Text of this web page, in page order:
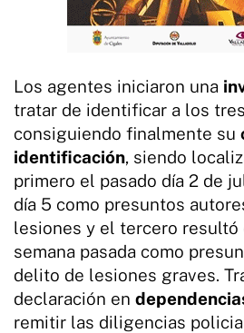
Los agentes iniciaron una
tratar de identificar a los
consiguiendo finalmente su
identificación, siendo
primero el pasado día 2 de
día 5 como presuntos
lesiones y el tercero resultó
semana pasada como
delito de lesiones graves.
declaración en
remitir las diligencias